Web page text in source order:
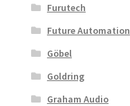
Furutech
Future Automation
Göbel
Goldring
Graham Audio